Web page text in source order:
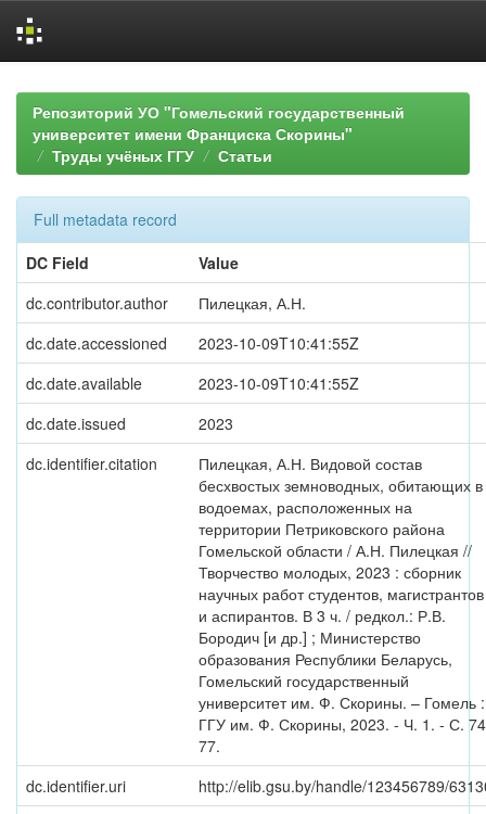
navigationРепозиторий УО "Гомельский государственный
университет имени Франциска Скорины"
Труды учёных ГГУ
Статьи
Full metadata record
DC Field
Value
dc.contributor.author
Пилецкая, А.Н.
dc.date.accessioned
2023-10-09T10:41:55Z
dc.date.available
2023-10-09T10:41:55Z
dc.date.issued
2023
dc.identifier.citation
Пилецкая, А.Н. Видовой состав
бесхвостых земноводных, обитающих в
водоемах, расположенных на
территории Петриковского района
Гомельской области / А.Н. Пилецкая //
Творчество молодых, 2023 : сборник
научных работ студентов, магистрантов
и аспирантов. В 3 ч. / редкол.: Р.В.
Бородич [и др.] ; Министерство
образования Республики Беларусь,
Гомельский государственный
университет им. Ф. Скорины. – Гомель :
ГГУ им. Ф. Скорины, 2023. - Ч. 1. - С.
77.
dc.identifier.uri
http://elib.gsu.by/handle/123456789/